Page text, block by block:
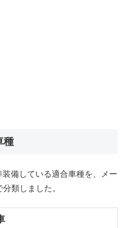
種
備している適合車種を、メー
類しました。